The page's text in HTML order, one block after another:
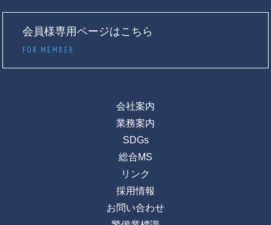
会員様専用ページはこちら
FOR MEMBER
会社案内
業務案内
SDGs
総合MS
リンク
採用情報
お問い合わせ